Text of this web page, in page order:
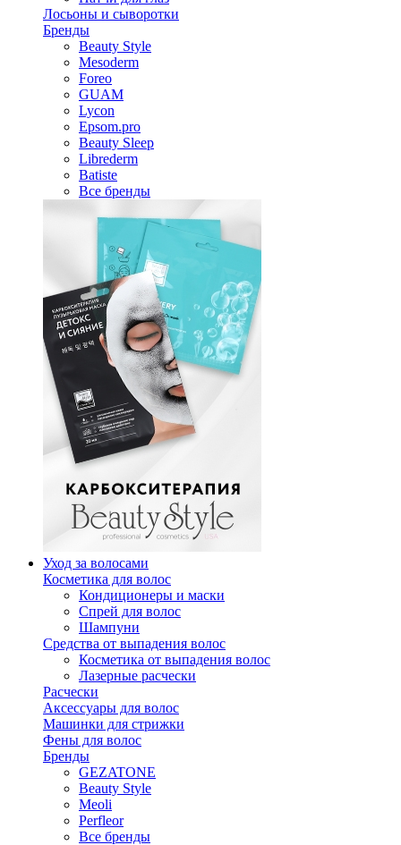
Лосьоны и сыворотки
Бренды
Beauty Style
Mesoderm
Foreo
GUAM
Lycon
Epsom.pro
Beauty Sleep
Librederm
Batiste
Все бренды
Уход за волосами
Косметика для волос
Кондиционеры и маски
Спрей для волос
Шампуни
Средства от выпадения волос
Косметика от выпадения волос
Лазерные расчески
Расчески
Аксессуары для волос
Машинки для стрижки
Фены для волос
Бренды
GEZATONE
Beauty Style
Meoli
Perfleor
Все бренды